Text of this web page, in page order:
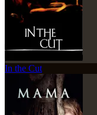
In the Cut